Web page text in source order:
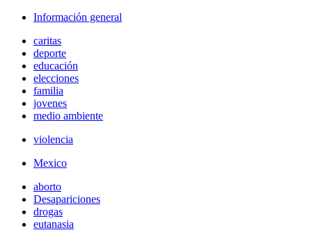
Información general
caritas
deporte
educación
elecciones
familia
jovenes
medio ambiente
violencia
Mexico
aborto
Desapariciones
drogas
eutanasia